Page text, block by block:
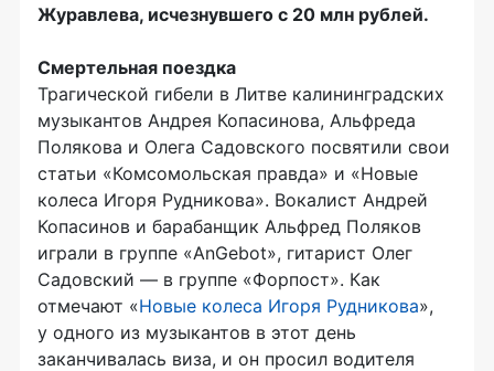
Журавлева, исчезнувшего с 20 млн рублей.
Смертельная поездка
Трагической гибели в Литве калининградских
музыкантов Андрея Копасинова, Альфреда
Полякова и Олега Садовского посвятили свои
статьи «Комсомольская правда» и «Новые
колеса Игоря Рудникова». Вокалист Андрей
Копасинов и барабанщик Альфред Поляков
играли в группе «AnGebot», гитарист Олег
Садовский — в группе «Форпост». Как
отмечают «Новые колеса Игоря Рудникова»,
у одного из музыкантов в этот день
заканчивалась виза, и он просил водителя